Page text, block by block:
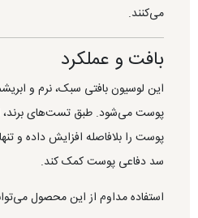
می‌کنند.
بافت و عملکرد
این لوسیون بافتی سبک، نرم و
پوست می‌شود. طبق تست‌های
پوست را بلافاصله افزایش داده و
سد دفاعی پوست کمک کند.
استفاده مداوم از این محصول